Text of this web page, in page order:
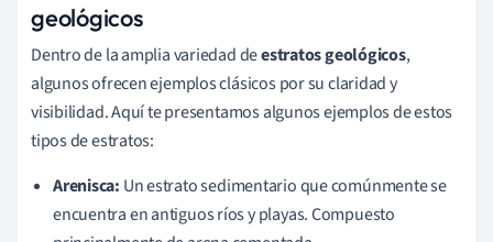
geológicos
Dentro de la amplia variedad deestratos geológicos,
algunos ofrecen ejemplos clásicos por su claridad y
visibilidad. Aquí te presentamos algunos ejemplos de estos
tipos de estratos:
Arenisca: Un estrato sedimentario que comúnmente se
encuentra en antiguos ríos y playas. Compuesto